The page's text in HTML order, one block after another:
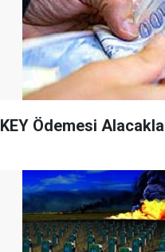
KEY Ödemesi